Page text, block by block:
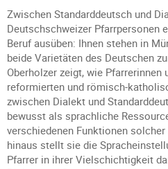
Zwischen Standarddeutsch und
Deutschschweizer Pfarrpersonen
Beruf ausüben: Ihnen stehen in
beide Varietäten des Deutschen
Oberholzer zeigt, wie Pfarrerinnen
reformierten und römisch-
zwischen Dialekt und
bewusst als sprachliche
verschiedenen Funktionen
hinaus stellt sie die
Pfarrer in ihrer Vielschichtigkeit